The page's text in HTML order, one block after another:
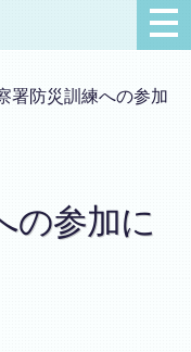
署防災訓練への参加
の参加に